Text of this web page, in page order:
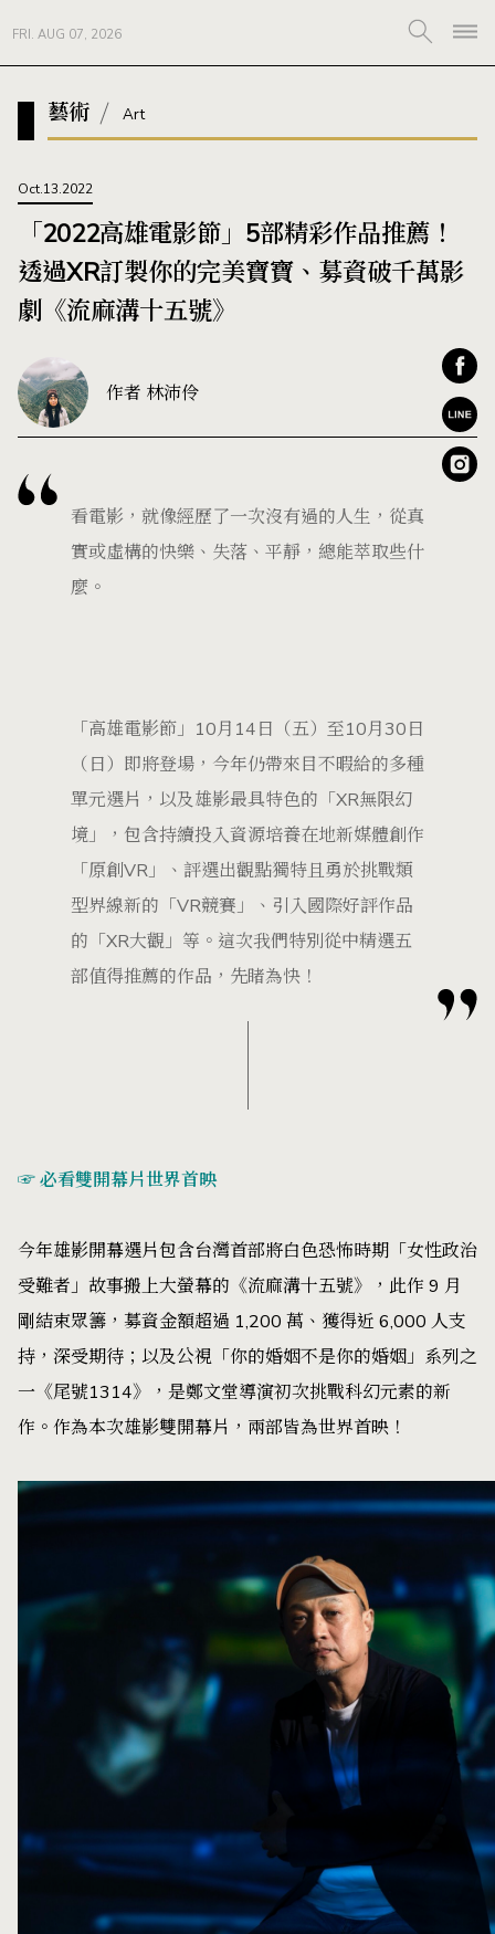
FRI. AUG 07, 2026
藝術 Art
Oct.13.2022
「2022高雄電影節」5部精彩作品推薦！
透過XR訂製你的完美寶寶、募資破千萬影
劇《流麻溝十五號》
作者 林沛伶
看電影，就像經歷了一次沒有過的人生，從真
實或虛構的快樂、失落、平靜，總能萃取些什
麼。
「高雄電影節」10月14日（五）至10月30日
（日）即將登場，今年仍帶來目不暇給的多種
單元選片，以及雄影最具特色的「XR無限幻
境」，包含持續投入資源培養在地新媒體創作
「原創VR」、評選出觀點獨特且勇於挑戰類
型界線新的「VR競賽」、引入國際好評作品
的「XR大觀」等。這次我們特別從中精選五
部值得推薦的作品，先睹為快！
☞ 必看雙開幕片世界首映
今年雄影開幕選片包含台灣首部將白色恐怖時期「女性政治
受難者」故事搬上大螢幕的《流麻溝十五號》，此作 9 月
剛結束眾籌，募資金額超過 1,200 萬、獲得近 6,000 人支
持，深受期待；以及公視「你的婚姻不是你的婚姻」系列之
一《尾號1314》，是鄭文堂導演初次挑戰科幻元素的新
作。作為本次雄影雙開幕片，兩部皆為世界首映！